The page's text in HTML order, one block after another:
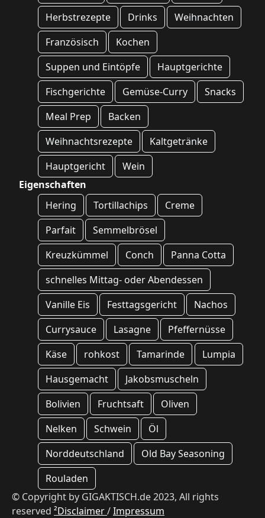
Herbstrezepte
Drinks
Weihnachten
Französisch
Kochen
Suppen und Eintöpfe
Hauptgerichte
Fischgerichte
Gemüse-Curry
Snacks
Meal Prep
Backen
Weihnachtsrezepte
Kaltgetränke
Hauptgericht
Wein
Eigenschaften
Hering
Tortillachips
Creme
Parfait
Semmelbrösel
Kreuzkümmel
Conch
Panna Cotta
schnelles Mittag- oder Abendessen
Vanille Eis
Festtagsgericht
Nachos
Currysauce
Lasagne
Pfeffernüsse
Käse
rohkost Tamarinde
Lumpia
Hausgemacht
Jakobsmuscheln
Bolivien
Fruchtsaft
Oliven
Nelken
Schwein
Öl
Norddeutschland
Old Bay Seasoning
Rouladen
© Copyright by GIGAKTISCH.de 2023, All rights
reserved ²Disclaimer/Impressum